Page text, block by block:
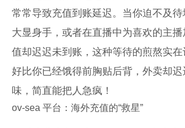
常常导致充值到账延迟。当你迫不及
大显身手，或者在直播中为喜欢的主
值却迟迟未到账，这种等待的煎熬实
好比你已经饿得前胸贴后背，外卖却
味，简直能把人急疯！
ov-sea 平台：海外充值的“救星”